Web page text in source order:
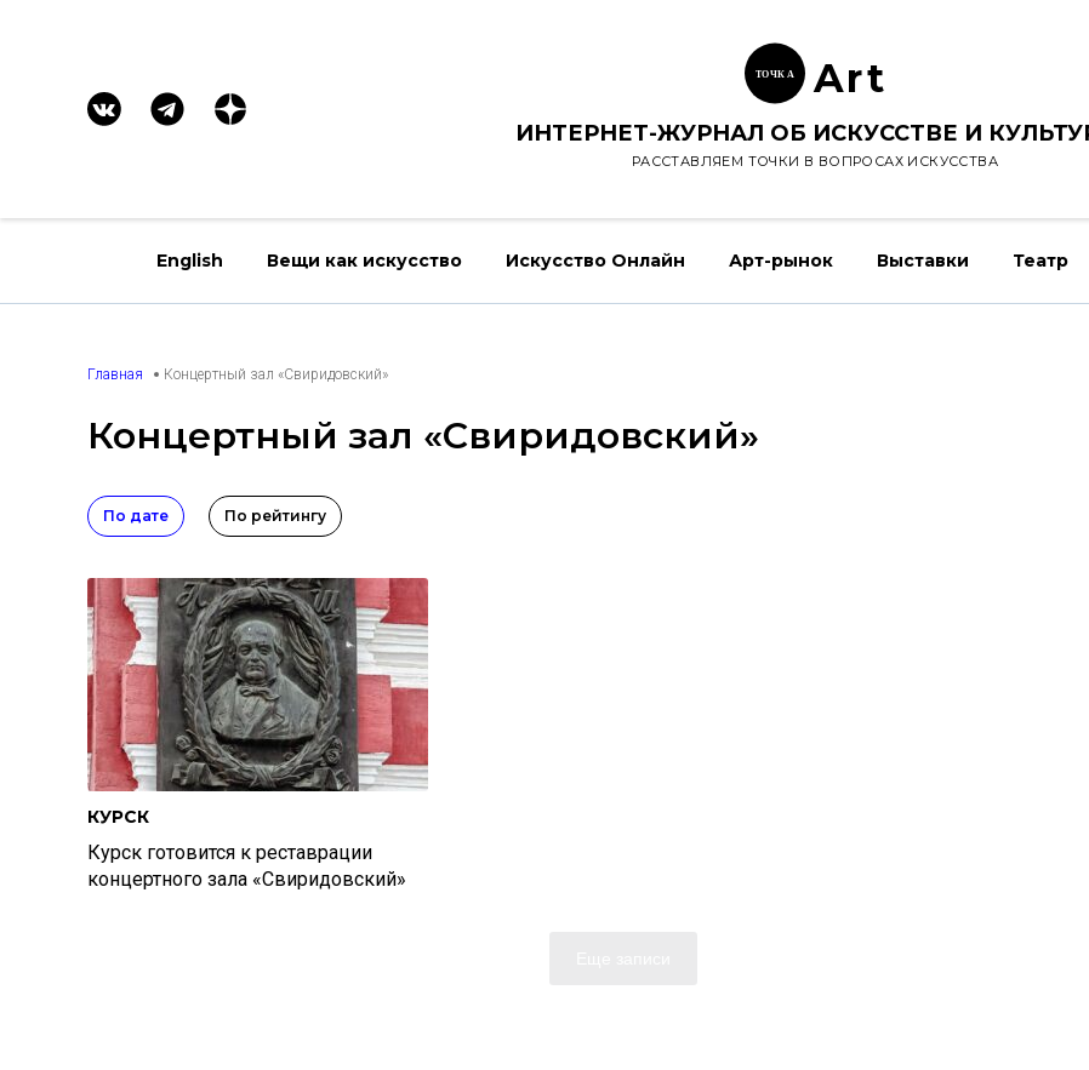
ТОЧК А Art
ИНТЕРНЕТ-ЖУРНАЛ ОБ ИСКУССТВЕ И
РАССТАВЛЯЕМ ТОЧКИ В ВОПРОСАХ ИСКУССТВА
English Вещи как искусство Искусство Онлайн Арт-рынок Выставки Театр
Главная Концертный зал «Свиридовский»
Концертный зал «Свиридовский»
По дате По рейтингу
КУРСК
Курск готовится к реставрации
концертного зала «Свиридовский»